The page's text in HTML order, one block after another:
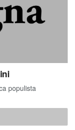
populista